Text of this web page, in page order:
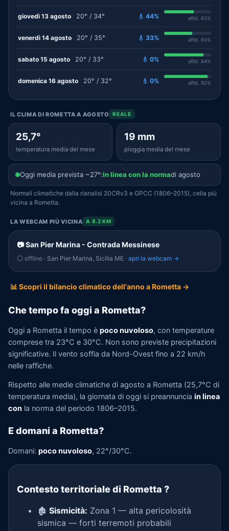
giovedì 13 agosto 20° / 34° 💧 44% affid. 63%
venerdì 14 agosto 20° / 35° 💧 33% affid. 60%
sabato 15 agosto 20° / 33° 💧 0% affid. 84%
domenica 16 agosto 20° / 32° 💧 0% affid. 92%
IL CLIMA DI ROMETTA A AGOSTO REALE
25,7°
temperatura media del mese
19 mm
pioggia media del mese
Oggi media prevista ~27°:in linea con la normadi agosto
Normali climatiche dalla rianalisi 20CRv3 e GPCC (1806–2015), cella più
vicina a Rometta.
LA WEBCAM PIÙ VICINA A 8.2 KM
📷 San Pier Marina - Contrada Messinese
⚪ offline · San Pier Marina, Sicilia ME · apri la webcam →
📊 Scopri il bilancio climatico dell'anno a Rometta →
Che tempo fa oggi a Rometta?
Oggi a Rometta il tempo è poco nuvoloso, con temperature
comprese tra 23°C e 30°C. Non sono previste precipitazioni
significative. Il vento soffia da Nord-Ovest fino a 22 km/h
nelle raffiche.
Rispetto alle medie climatiche di agosto a Rometta (25,7°C di
temperatura media), la giornata di oggi si preannuncia in linea
con la norma del periodo 1806–2015.
E domani a Rometta?
Domani: poco nuvoloso, 22°/30°C.
Contesto territoriale di Rometta ?
🏚️ Sismicità: Zona 1 — alta pericolosità
sismica — forti terremoti probabili